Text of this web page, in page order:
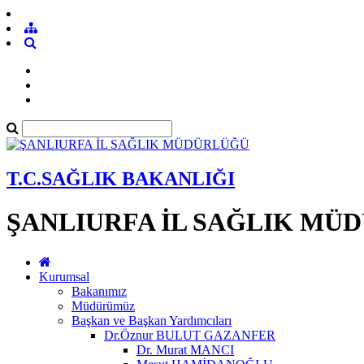
T.C.SAĞLIK BAKANLIĞI
ŞANLIURFA İL SAĞLIK
Kurumsal
Bakanımız
Müdürümüz
Başkan ve Başkan Yardımcıları
Dr.Öznur BULUT GAZANFER
Dr. Murat MANCI